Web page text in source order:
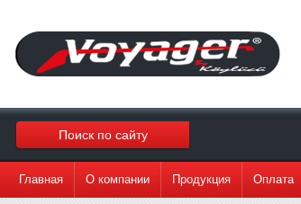
Главная О компании Продукция Оплата